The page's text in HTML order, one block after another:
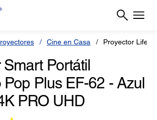
Cine en Casa Proyector
Smart Portátil
Pop Plus EF-62 - Azul
PRO UHD